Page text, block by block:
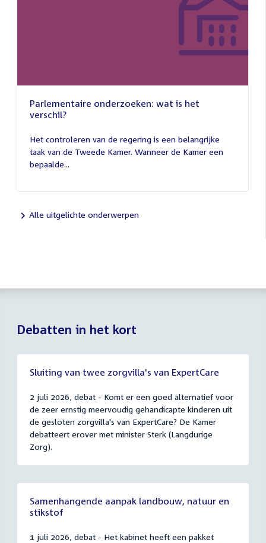
Parlementaire onderzoeken: wat is het
verschil?
juli
2026
Het controleren van de regering is een belangrijke
taak van de Tweede Kamer. Wanneer de Kamer een
bepaalde...
Alle uitgelichte onderwerpen
Debatten in het kort
Sluiting van twee zorgvilla's van ExpertCare
2 juli 2026, debat - Komt er een goed alternatief voor
de zeer ernstig meervoudig gehandicapte kinderen uit
de gesloten zorgvilla's van ExpertCare? De Kamer
debatteert erover met minister Sterk (Langdurige
Zorg).
Samenhangende aanpak landbouw, natuur en
stikstof
1 juli 2026, debat - Het kabinet heeft een pakket